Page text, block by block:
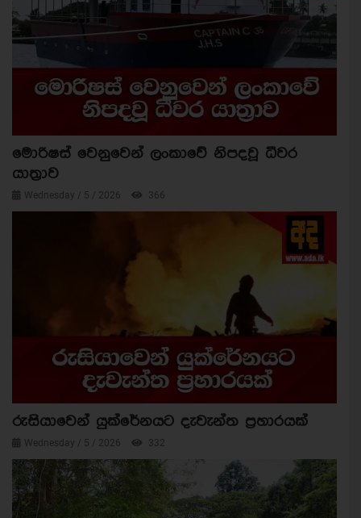
මොරිෂස් වෙනුවෙන් ලංකාවේ නිපදවූ ධීවර
යාත්‍රාව
Wednesday / 5 / 2026 366
රුසියාවෙන් යුක්රේනයට දැවැන්ත ප්‍රහාරයක්
Wednesday / 5 / 2026 332